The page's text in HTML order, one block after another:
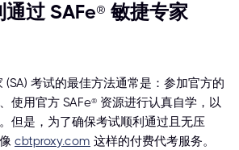
过 SAFe® 敏捷专家
(SA) 考试的最佳方法通常是：参加官方的
使用官方 SAFe® 资源进行认真自学，以
但是，为了确保考试顺利通过且无压
cbtproxy.com 这样的付费代考服务。